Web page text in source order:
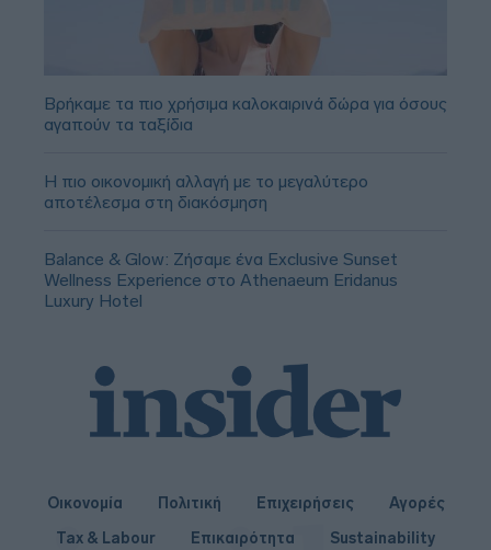
Βρήκαμε τα πιο χρήσιμα καλοκαιρινά δώρα για όσους
αγαπούν τα ταξίδια
Η πιο οικονομική αλλαγή με το μεγαλύτερο
αποτέλεσμα στη διακόσμηση
Balance & Glow: Ζήσαμε ένα Exclusive Sunset
Wellness Experience στο Athenaeum Eridanus
Luxury Hotel
Οικονομία Πολιτική Επιχειρήσεις
Αγορές
Tax & Labour
Επικαιρότητα Sustainability